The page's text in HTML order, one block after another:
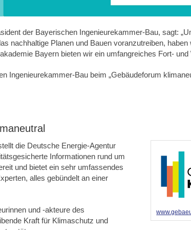
der Bayerischen Ingenieurekammer-Bau, sagt:
nachhaltige Planen und Bauen voranzutreiben, haben
Bayern bieten wir ein umfangreiches Fort-
Ingenieurekammer-Bau beim „Gebäudeforum
die Deutsche Energie-Agentur
Informationen rund um
und bietet ein sehr umfassendes
alles gebündelt an einer
und -akteure des
Kraft für Klimaschutz und